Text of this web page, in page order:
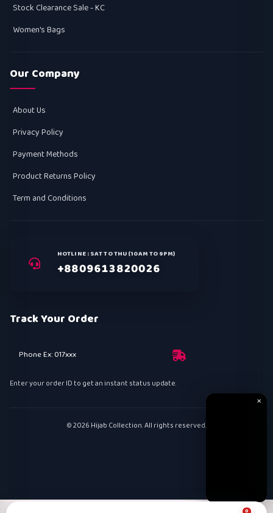
✕
0
Stock Clearance Sale - KC
Women's Bags
Our Company
About Us
Privacy Policy
Payment Methods
Product Returns Policy
Term and Conditions
HOTLINE : SAT TO THU (10AM TO 9PM)
+8809613820026
Track Your Order
Enter your order ID to get an instant status update.
© 2026 Hijab Collection. All rights reserved.